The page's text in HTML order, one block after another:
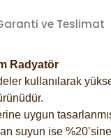
ve Teslimat
Radyatör
kullanılarak
uygun
suyun ise